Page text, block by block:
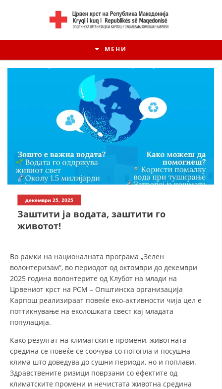
МЕНИ
ПРИРАЧНИЦИ
ЕДУКАТИВНО ИНФОРМАТИВНИ МАТЕРИЈАЛИ
БРОШУРИ
ПОСТЕРИ
декември 25, 2025
Заштити ја водата, заштити го
животот!
Во рамки на националната програма „Зелен
волонтеризам“, во периодот од октомври до декември
2025 година волонтерите од Клубот на млади на
Црвениот крст на РСМ – Општинска организација
Карпош реализираат повеќе еко-активности чија цел е
поттикнување на еколошката свест кај младата
популација.
Како резултат на климатските промени, животната
средина се повеќе се соочува со потопла и посушна
клима што доведува до сушни периоди, но и поплави.
Здравствените ризици поврзани со ефектите од
климатските промени и нечистата животна средина